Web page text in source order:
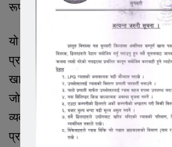
रूपमा घटाउन सकिन्छ ।
यो दिवसका अवसरमा खाद्य
प्रणाली, स्वच्छ खानेपानीमा
खाद्य सुरक्षा व्यवस्थापन प्रणाली
जोडेर हेरिनुपर्नेमा जोड दिइएको छ
व्यवसायी, वैज्ञानिक, नागरिक समाज
प्रयासबाट मात्र सुरक्षित